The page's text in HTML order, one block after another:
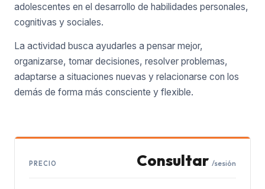
adolescentes en el desarrollo de habilidades personales,
cognitivas y sociales.
La actividad busca ayudarles a pensar mejor,
organizarse, tomar decisiones, resolver problemas,
adaptarse a situaciones nuevas y relacionarse con los
demás de forma más consciente y flexible.
PRECIO Consultar /sesión